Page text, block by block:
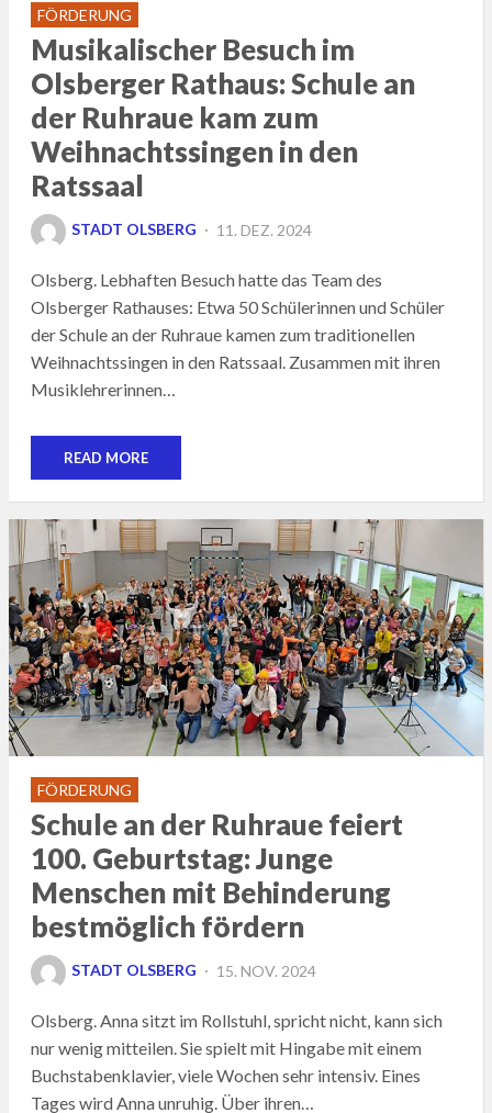
FÖRDERUNG
Musikalischer Besuch im
Olsberger Rathaus: Schule an
der Ruhraue kam zum
Weihnachtssingen in den
Ratssaal
STADT OLSBERG
POSTED
11. DEZ. 2024
Olsberg. Lebhaften Besuch hatte das Team des
Olsberger Rathauses: Etwa 50 Schülerinnen und Schüler
der Schule an der Ruhraue kamen zum traditionellen
Weihnachtssingen in den Ratssaal. Zusammen mit ihren
Musiklehrerinnen…
READ MORE
FÖRDERUNG
Schule an der Ruhraue feiert
100. Geburtstag: Junge
Menschen mit Behinderung
bestmöglich fördern
STADT OLSBERG
POSTED
15. NOV. 2024
Olsberg. Anna sitzt im Rollstuhl, spricht nicht, kann sich
nur wenig mitteilen. Sie spielt mit Hingabe mit einem
Buchstabenklavier, viele Wochen sehr intensiv. Eines
Tages wird Anna unruhig. Über ihren…